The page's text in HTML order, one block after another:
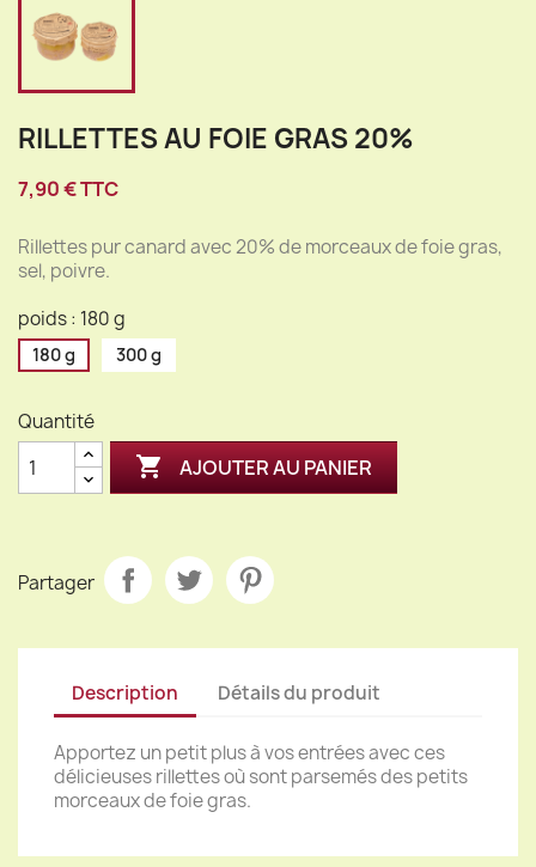
RILLETTES AU FOIE GRAS 20%
7,90 € TTC
Rillettes pur canard avec 20% de morceaux de foie gras,
sel, poivre.
poids : 180 g
180 g 300 g
Quantité
 AJOUTER AU PANIER
Partager
Description Détails du produit
Apportez un petit plus à vos entrées avec ces
délicieuses rillettes où sont parsemés des petits
morceaux de foie gras.